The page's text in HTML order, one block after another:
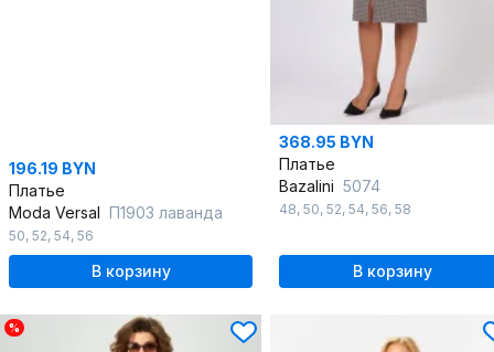
196.19 BYN
Платье
Moda Versal П1903 лаванда
50, 52, 54, 56
В корзину
368.95 BYN
Платье
Bazalini 5074
48, 50, 52, 54, 56, 58
В корзину
%